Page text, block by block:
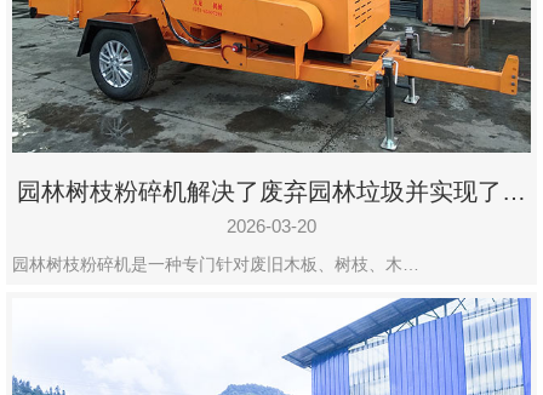
园林树枝粉碎机解决了废弃园林垃圾并实现了再
利用
2026-03-20
园林树枝粉碎机是一种专门针对废旧木板、树枝、木…